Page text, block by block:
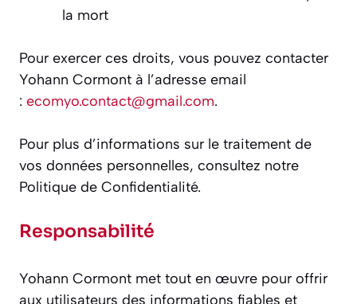
la mort
Pour exercer ces droits, vous pouvez contacter
Yohann Cormont à l’adresse email
: ecomyo.contact@gmail.com.​
Pour plus d’informations sur le traitement de
vos données personnelles, consultez notre
Politique de Confidentialité.​
Responsabilité
Yohann Cormont met tout en œuvre pour offrir
aux utilisateurs des informations fiables et